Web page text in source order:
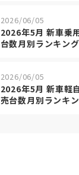
2026/06/05
2026年5月 新車乗
台数月別ランキング
2026/06/05
2026年5月 新車軽
売台数月別ランキ